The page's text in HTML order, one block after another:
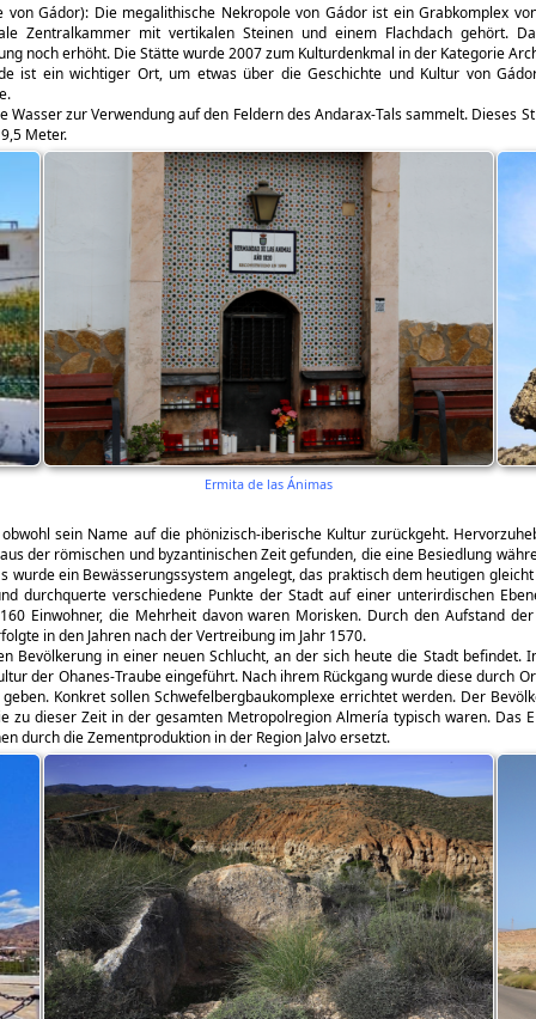
Gádor): Die megalithische Nekropole von Gádor ist ein Grabkomplex
Zentralkammer mit vertikalen Steinen und einem Flachdach gehört.
noch erhöht. Die Stätte wurde 2007 zum Kulturdenkmal in der Kategorie
ist ein wichtiger Ort, um etwas über die Geschichte und Kultur von
Wasser zur Verwendung auf den Feldern des Andarax-Tals sammelt. Dieses
Meter.
Ermita de las Ánimas
sein Name auf die phönizisch-iberische Kultur zurückgeht.
der römischen und byzantinischen Zeit gefunden, die eine Besiedlung
wurde ein Bewässerungssystem angelegt, das praktisch dem heutigen
durchquerte verschiedene Punkte der Stadt auf einer unterirdischen
Einwohner, die Mehrheit davon waren Morisken. Durch den Aufstand
in den Jahren nach der Vertreibung im Jahr 1570.
Bevölkerung in einer neuen Schlucht, an der sich heute die Stadt
der Ohanes-Traube eingeführt. Nach ihrem Rückgang wurde diese durch
Konkret sollen Schwefelbergbaukomplexe errichtet werden. Der
zu dieser Zeit in der gesamten Metropolregion Almería typisch waren. Das
durch die Zementproduktion in der Region Jalvo ersetzt.